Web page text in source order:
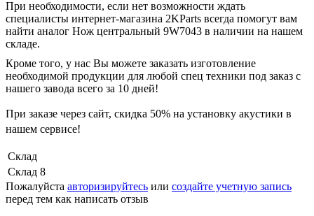
При необходимости, если нет возможности ждать
специалисты интернет-магазина 2KParts всегда помогут вам
найти аналог Нож центральный 9W7043 в наличии на нашем
складе.
Кроме того, у нас Вы можете заказать изготовление
необходимой продукции для любой спец техники под заказ с
нашего завода всего за 10 дней!
При заказе через сайт, скидка 50% на установку акустики в
нашем сервисе!
Склад
Склад 8
Пожалуйста авторизируйтесь или создайте учетную запись
перед тем как написать отзыв